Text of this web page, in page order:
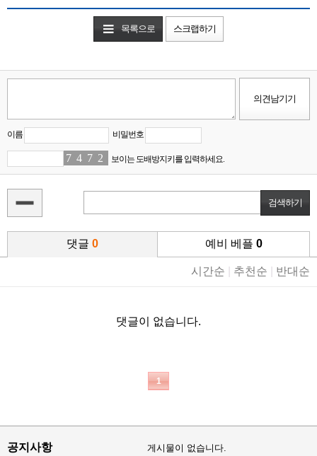
목록으로 스크랩하기
이름 비밀번호
75 41 74 2 보이는 도배방지키를 입력하세요.
댓글 0 예비 베플 0
시간순 추천순 반대순
댓글이 없습니다.
1
공지사항 게시물이 없습니다.